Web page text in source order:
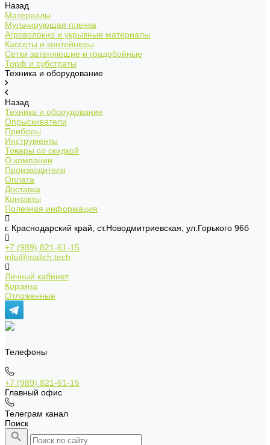
Назад
Материалы
Мульчирующая пленка
Агроволокно и укрывные материалы
Кассеты и контейнеры
Сетки затеняющие и градобойные
Торф и субстраты
Техника и оборудование
Назад
Техника и оборудование
Опрыскиватели
Приборы
Инструменты
Товары со скидкой
О компании
Производители
Оплата
Доставка
Контакты
Полезная информация
г. Краснодарский край, ст.Новодмитриевская, ул.Горького 96б
+7 (989) 821-61-15
info@malich.tech
Личный кабинет
Корзина
Отложенные
Телефоны
+7 (989) 821-61-15
Главный офис
Телеграм канал
Поиск